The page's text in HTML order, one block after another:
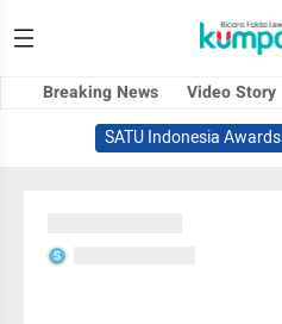
Breaking News Video Story
SATU Indonesia Awards
S